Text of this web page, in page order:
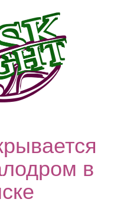
в